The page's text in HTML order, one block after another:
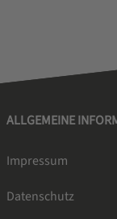
ALLGEMEINE
Impressum
Datenschutz